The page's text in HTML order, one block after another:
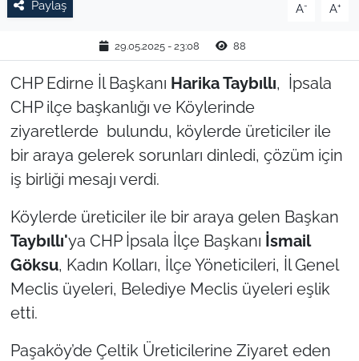
Paylaş A- A+
29.05.2025 - 23:08 88
CHP Edirne İl Başkanı Harika Taybıllı, İpsala
CHP ilçe başkanlığı ve Köylerinde
ziyaretlerde bulundu, köylerde üreticiler ile
bir araya gelerek sorunları dinledi, çözüm için
iş birliği mesajı verdi.
Köylerde üreticiler ile bir araya gelen Başkan
Taybıllı'ya CHP İpsala İlçe Başkanı İsmail
Göksu, Kadın Kolları, İlçe Yöneticileri, İl Genel
Meclis üyeleri, Belediye Meclis üyeleri eşlik
etti.
Paşaköy’de Çeltik Üreticilerine Ziyaret eden
SPOR
YAŞAM
EDİRNE
TEKİRDAĞ
KIRKLARELİ
ÇANAKKALE
TÜRKİYE
Güvenlik